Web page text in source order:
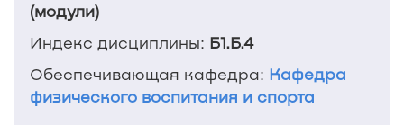
(модули)
Индекс дисциплины: Б1.Б.4
Обеспечивающая кафедра: Кафедра
физического воспитания и спорта